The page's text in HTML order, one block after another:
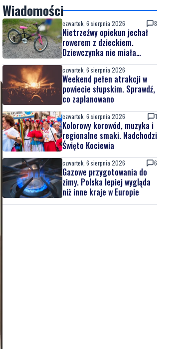
Wiadomości
czwartek, 6 sierpnia 2026 8
Nietrzeźwy opiekun jechał
rowerem z dzieckiem.
Dziewczynka nie miała
kasku
czwartek, 6 sierpnia 2026
Weekend pełen atrakcji w
powiecie słupskim. Sprawdź,
co zaplanowano
czwartek, 6 sierpnia 2026 1
Kolorowy korowód, muzyka i
regionalne smaki. Nadchodzi
Święto Kociewia
czwartek, 6 sierpnia 2026 6
Gazowe przygotowania do
zimy. Polska lepiej wygląda
niż inne kraje w Europie